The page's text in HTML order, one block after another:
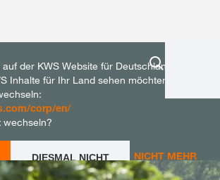
der KWS Website für Deutschland.
Inhalte für Ihr Land sehen möchten,
corp/en/
wechseln?
DIESMAL NICHT
WECHSELN
NICHT MEHR
FRAGEN